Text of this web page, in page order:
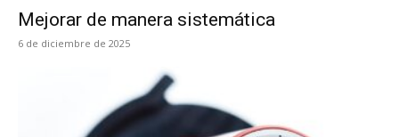
Mejorar de manera sistemática
6 de diciembre de 2025